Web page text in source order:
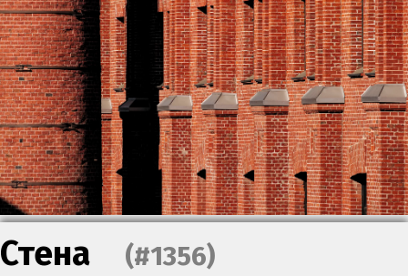
Стена (#1356)